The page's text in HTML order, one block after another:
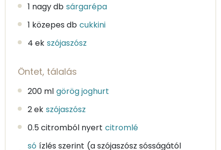
1 nagy db sárgarépa
1 közepes db cukkini
4 ek szójaszósz
Öntet, tálalás
200 ml görög joghurt
2 ek szójaszósz
0.5 citromból nyert citromlé
só ízlés szerint (a szójaszósz sósságától